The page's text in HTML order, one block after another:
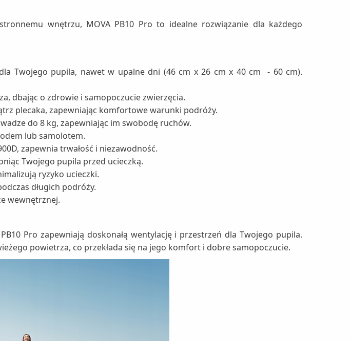
wnętrzu, MOVA PB10 Pro to idealne rozwiązanie dla każdego
Twojego pupila, nawet w upalne dni (46 cm x 26 cm x 40 cm - 60 cm).
dbając o zdrowie i samopoczucie zwierzęcia.
plecaka, zapewniając komfortowe warunki podróży.
do 8 kg, zapewniając im swobodę ruchów.
lub samolotem.
zapewnia trwałość i niezawodność.
Twojego pupila przed ucieczką.
ryzyko ucieczki.
długich podróży.
wewnętrznej.
Pro zapewniają doskonałą wentylację i przestrzeń dla Twojego pupila.
powietrza, co przekłada się na jego komfort i dobre samopoczucie.